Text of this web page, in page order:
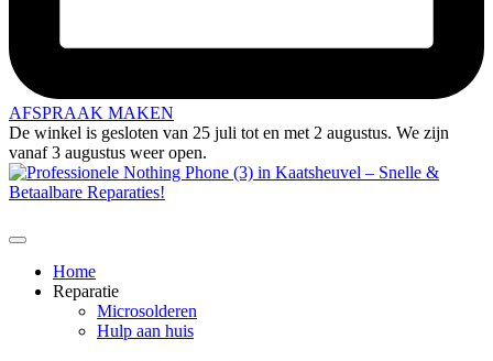
AFSPRAAK MAKEN
De winkel is gesloten van 25 juli tot en met 2 augustus. We zijn
vanaf 3 augustus weer open.
Home
Reparatie
Microsolderen
Hulp aan huis